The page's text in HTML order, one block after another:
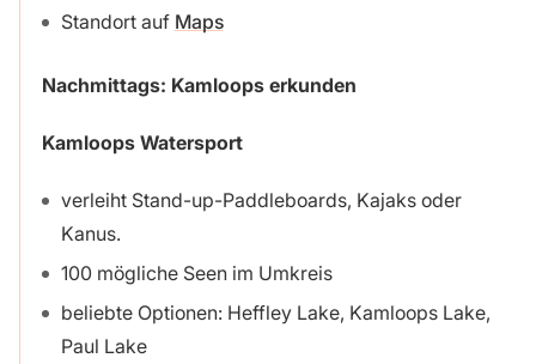
Standort auf Maps
Nachmittags: Kamloops erkunden
Kamloops Watersport
verleiht Stand-up-Paddleboards, Kajaks oder
Kanus.
100 mögliche Seen im Umkreis
beliebte Optionen: Heffley Lake, Kamloops Lake,
Paul Lake